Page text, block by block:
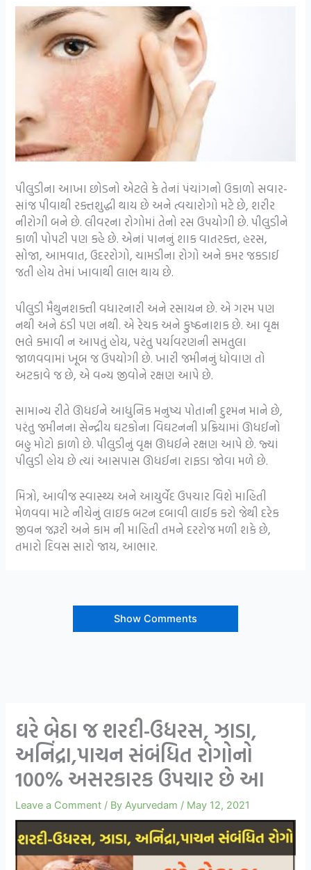
પીલુડીના આખા છોડનો એટલે કે તેનાં પંચાંગનો ઉકાળો સવાર-
સાંજ પીવાથી રક્તશુદ્ધી થાય છે અને ત્વચારોગો મટે છે, શરીર
નીરોગી બને છે. લીવરના રોગોમાં તેનો રસ ઉપયોગી છે. પીલુડીને
કાળી પોપટી પણ કહે છે. એનાં પાનનું શાક વાતરક્ત, હરસ,
સોજા, આમવાત, ઉદરરોગો, ચામડીના રોગો અને કમર જકડાઈ
જતી હોય તેમાં ખાવાથી લાભ થાય છે.
પીલુડી મૈથુનશક્તી વધારનારી અને રસાયન છે. એ ગરમ પણ
નથી અને ઠંડી પણ નથી. એ રેચક અને કુષ્ઠનાશક છે. આ વૃક્ષ
ભલે કમાવી ન આપતું હોય, પરંતુ પર્યાવરણની સમતુલા
જાળવવામાં ખૂબ જ ઉપયોગી છે. ખારી જમીનનું ધોવાણ તો
અટકાવે જ છે, એ વન્ય જીવોને રક્ષણ આપે છે.
સામાન્ય રીતે ઊધઈને આધુનિક મનુષ્ય પોતાની દુશ્મન માને છે,
પરંતુ જમીનના સેન્દ્રીય ઘટકોના વિઘટનની પ્રક્રિયામાં ઊધઈનો
બહુ મોટો ફાળો છે. પીલુડીનું વૃક્ષ ઊધઈને રક્ષણ આપે છે. જ્યાં
પીલુડી હોય છે ત્યાં આસપાસ ઊધઈના રાફડા જોવા મળે છે.
મિત્રો, આવીજ સ્વાસ્થ્ય અને આયુર્વેદ ઉપચાર વિશે માહિતી
મેળવવા માટે નીચેનું લાઇક બટન દબાવી લાઈક કરો જેથી દરેક
જીવન જરૂરી અને કામ ની માહિતી તમને દરરોજ મળી શકે છે,
તમારો દિવસ સારો જાય, આભાર.
Show Comments
ઘરે બેઠા જ શરદી-ઉધરસ, ઝાડા,
અનિંદ્રા,પાચન સંબંધિત રોગોનો
100% અસરકારક ઉપચાર છે આ
Leave a Comment / ByAyurvedam / May 12, 2021